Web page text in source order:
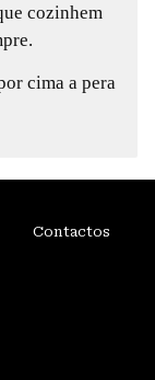
cozinhem
cima a pera
Contactos